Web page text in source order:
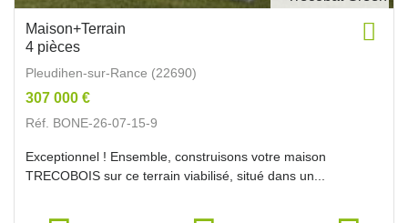
Maison+Terrain
4 pièces
Pleudihen-sur-Rance (22690)
307 000 €
Réf. BONE-26-07-15-9
Exceptionnel ! Ensemble, construisons votre maison
TRECOBOIS sur ce terrain viabilisé, situé dans un...